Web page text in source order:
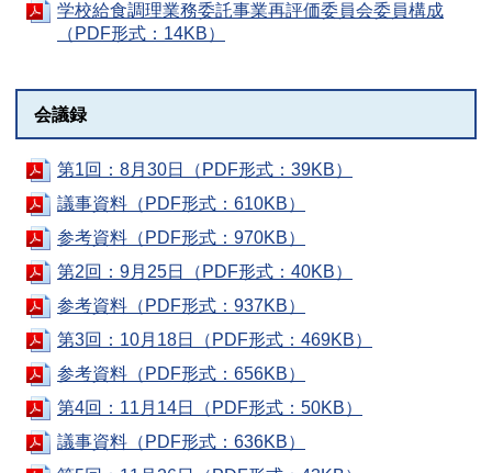
学校給食調理業務委託事業再評価委員会委員構成
（PDF形式：14KB）
会議録
第1回：8月30日（PDF形式：39KB）
議事資料（PDF形式：610KB）
参考資料（PDF形式：970KB）
第2回：9月25日（PDF形式：40KB）
参考資料（PDF形式：937KB）
第3回：10月18日（PDF形式：469KB）
参考資料（PDF形式：656KB）
第4回：11月14日（PDF形式：50KB）
議事資料（PDF形式：636KB）